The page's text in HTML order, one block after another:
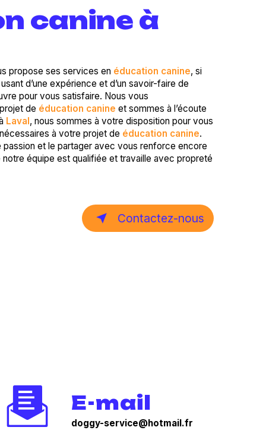
canine à
propose ses services en éducation canine, si
d’une expérience et d’un savoir-faire de
pour vous satisfaire. Nous vous
de éducation canine et sommes à l’écoute
Laval, nous sommes à votre disposition pour vous
à votre projet de éducation canine.
et le partager avec vous renforce encore
équipe est qualifiée et travaille avec propreté
Contactez-nous
E-mail
doggy-service@hotmail.fr